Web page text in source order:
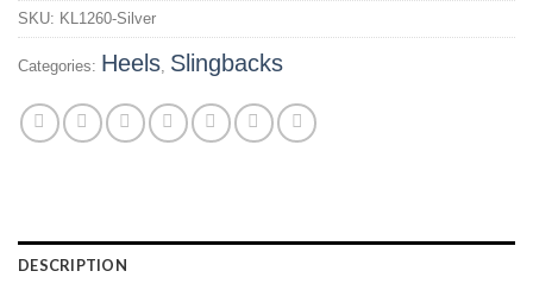
SKU: KL1260-Silver
Categories: Heels Slingbacks
DESCRIPTION